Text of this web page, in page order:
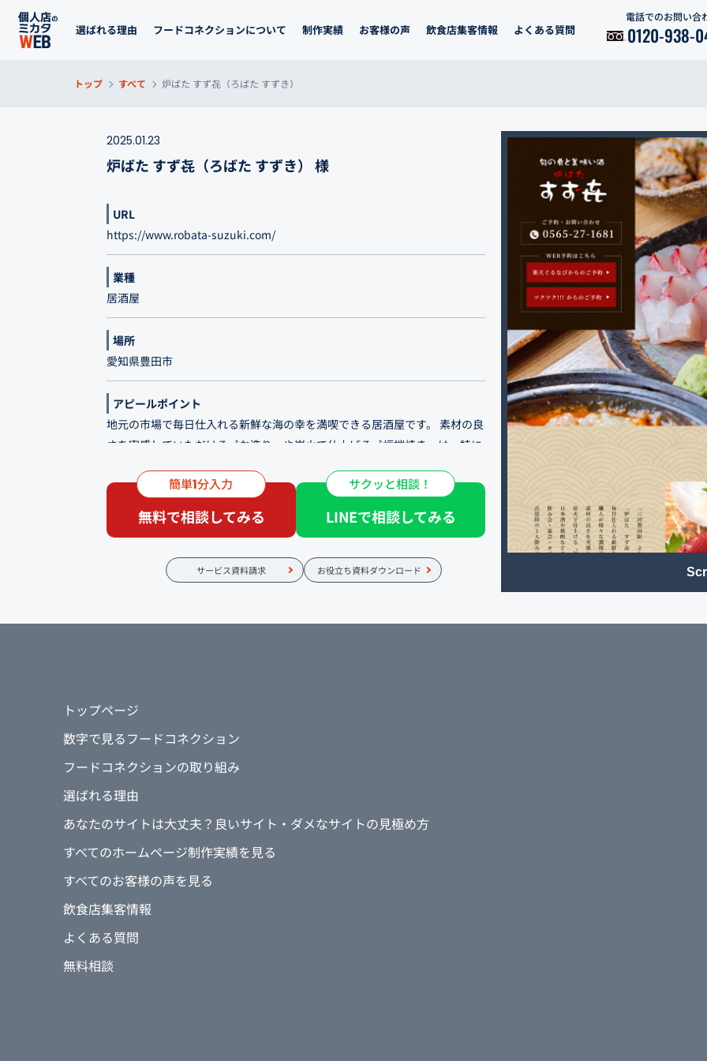
選ばれる理由 フードコネクションについて 制作実績 お客様の声 飲食店集客情報 よくある質問
電話でのお問い合
0120-938-
トップ すべて 炉ばた すず㐂（ろばた すずき）
2025.01.23
炉ばた すず㐂（ろばた すずき） 様
URL
https://www.robata-suzuki.com/
業種
居酒屋
場所
愛知県豊田市
アピールポイント
地元の市場で毎日仕入れる新鮮な海の幸を満喫できる居酒屋です。 素材の良
さを実感していただける〝お造り〟や炭火で仕上げる〝炉端焼き〟は、特に
会・カジュアルな接待・会食といったお集まりの他、出張時の1人飲みにも
ぜひお役立てください。
簡単1分入力
無料で相談してみる
サクッと相談！
LINEで相談してみる
サービス資料請求 お役立ち資料ダウンロード
トップページ
数字で見るフードコネクション
フードコネクションの取り組み
選ばれる理由
あなたのサイトは大丈夫？良いサイト・ダメなサイトの見極め方
すべてのホームページ制作実績を見る
すべてのお客様の声を見る
飲食店集客情報
よくある質問
無料相談